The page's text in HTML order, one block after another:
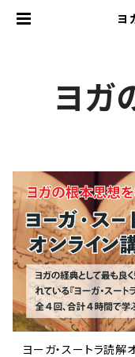
ヨ
ヨガ
ヨーガ・スートラ読解